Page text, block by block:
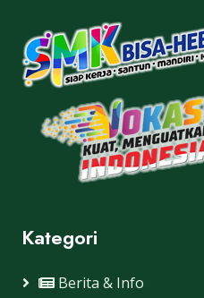
Kategori
Berita & Info